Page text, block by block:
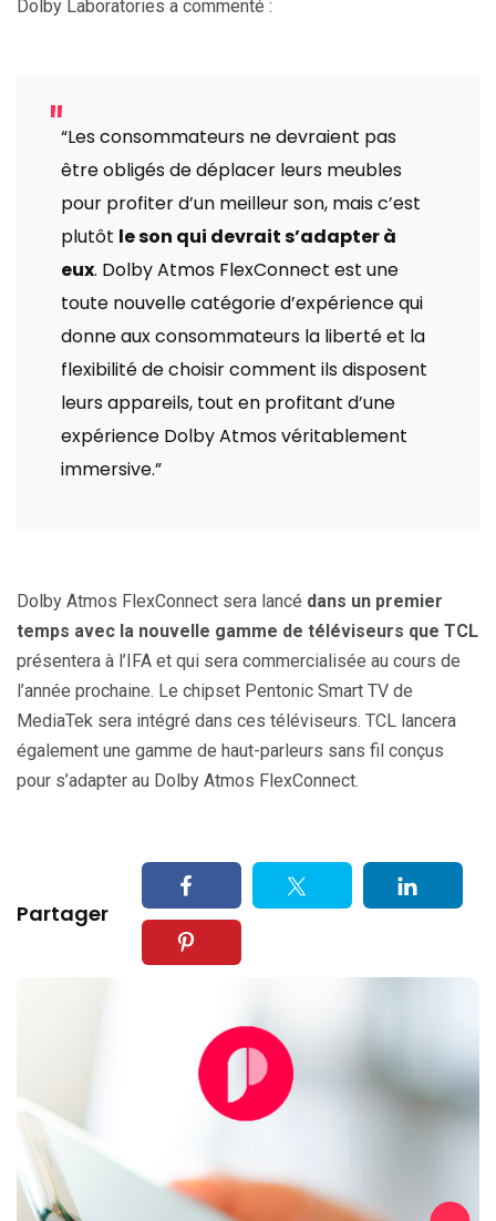
Dolby Laboratories a commenté :
“Les consommateurs ne devraient pas
être obligés de déplacer leurs meubles
pour profiter d’un meilleur son, mais c’est
plutôt le son qui devrait s’adapter à
eux. Dolby Atmos FlexConnect est une
toute nouvelle catégorie d’expérience qui
donne aux consommateurs la liberté et la
flexibilité de choisir comment ils disposent
leurs appareils, tout en profitant d’une
expérience Dolby Atmos véritablement
immersive.”
Dolby Atmos FlexConnect sera lancé dans un premier
temps avec la nouvelle gamme de téléviseurs que TCL
présentera à l’IFA et qui sera commercialisée au cours de
l’année prochaine. Le chipset Pentonic Smart TV de
MediaTek sera intégré dans ces téléviseurs. TCL lancera
également une gamme de haut-parleurs sans fil conçus
pour s’adapter au Dolby Atmos FlexConnect.
Partager